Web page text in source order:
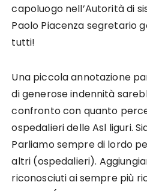
capoluogo nell’Autorità di
Paolo Piacenza segretario
tutti!
Una piccola annotazione
di generose indennità
confronto con quanto
ospedalieri delle Asl liguri.
Parliamo sempre di lordo
altri (ospedalieri).
riconosciuti ai sempre più